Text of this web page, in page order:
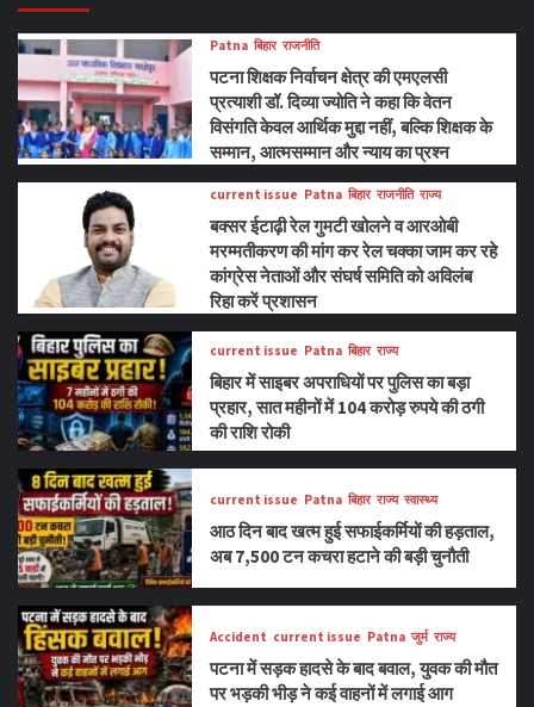
Patna बिहार राजनीति
पटना शिक्षक निर्वाचन क्षेत्र की एमएलसी
प्रत्याशी डॉ. दिव्या ज्योति ने कहा कि वेतन
विसंगति केवल आर्थिक मुद्दा नहीं, बल्कि शिक्षक के
सम्मान, आत्मसम्मान और न्याय का प्रश्न
current issue Patna बिहार राजनीति राज्य
बक्सर ईटाढ़ी रेल गुमटी खोलने व आरओबी
मरम्मतीकरण की मांग कर रेल चक्का जाम कर रहे
कांग्रेस नेताओं और संघर्ष समिति को अविलंब
रिहा करें प्रशासन
current issue Patna बिहार राज्य
बिहार में साइबर अपराधियों पर पुलिस का बड़ा
प्रहार, सात महीनों में 104 करोड़ रुपये की ठगी
की राशि रोकी
current issue Patna बिहार राज्य स्वास्थ्य
आठ दिन बाद खत्म हुई सफाईकर्मियों की हड़ताल,
अब 7,500 टन कचरा हटाने की बड़ी चुनौती
Accident current issue Patna जुर्म राज्य
पटना में सड़क हादसे के बाद बवाल, युवक की मौत
पर भड़की भीड़ ने कई वाहनों में लगाई आग